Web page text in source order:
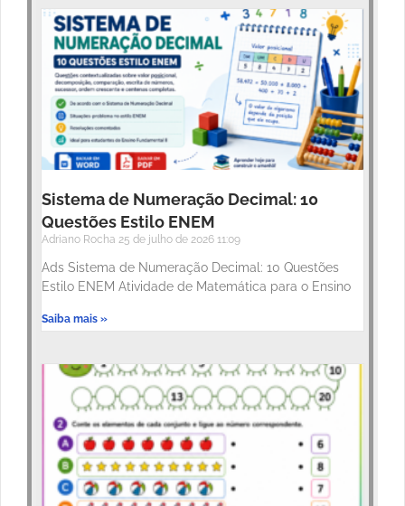
Sistema de Numeração Decimal: 10
Questões Estilo ENEM
Adriano Rocha 25 de julho de 2026 11:09
Ads Sistema de Numeração Decimal: 10 Questões
Estilo ENEM Atividade de Matemática para o Ensino
Saiba mais »